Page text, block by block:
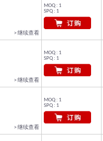
> 继续查看
MOQ : 1
SPQ : 1
> 继续查看
MOQ : 1
SPQ : 1
> 继续查看
MOQ : 1
SPQ : 1